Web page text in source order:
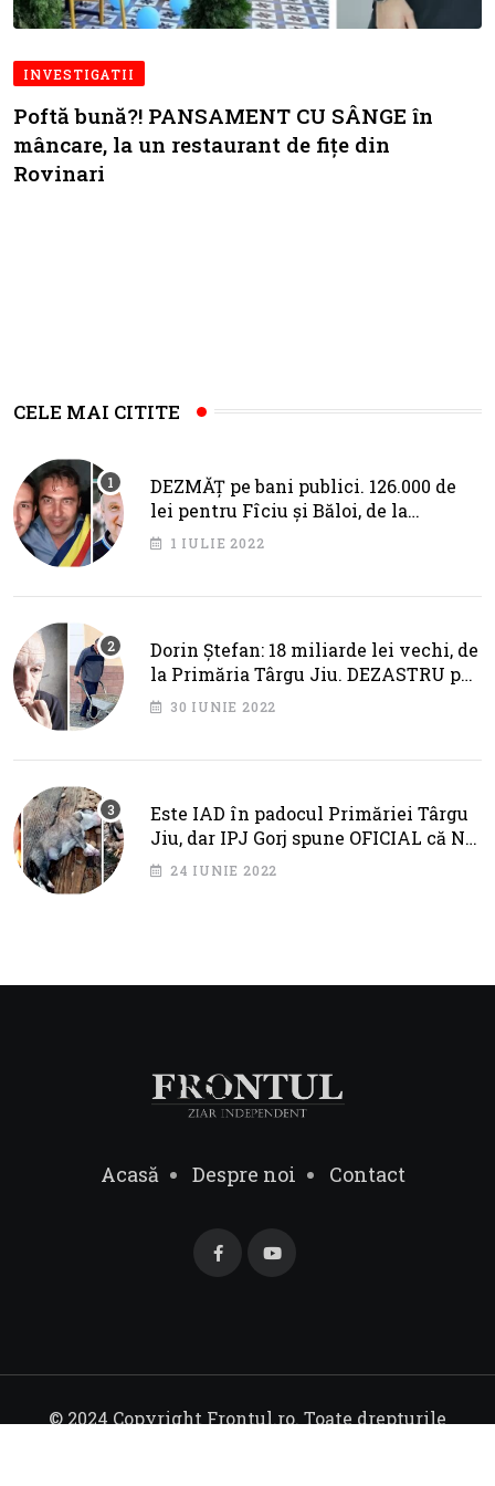
INVESTIGATII
Poftă bună?! PANSAMENT CU SÂNGE în
mâncare, la un restaurant de fițe din
Rovinari
CELE MAI CITITE
DEZMĂȚ pe bani publici. 126.000 de
lei pentru Fîciu și Băloi, de la
primarul Cotojman
1 IULIE 2022
Dorin Ștefan: 18 miliarde lei vechi, de
la Primăria Târgu Jiu. DEZASTRU pe
AXA BRÂNCUȘI
30 IUNIE 2022
Este IAD în padocul Primăriei Târgu
Jiu, dar IPJ Gorj spune OFICIAL că NU
SUNT PROBLEME!
24 IUNIE 2022
Acasă Despre noi Contact
© 2024 Copyright Frontul.ro. Toate drepturile